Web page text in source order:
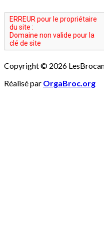
Copyright © 2026
Réalisé par OrgaBroc.org